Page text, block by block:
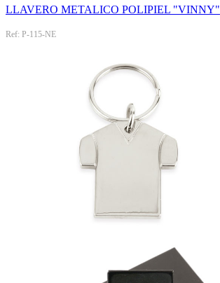
LLAVERO METALICO POLIPIEL "VINNY"
Ref: P-115-NE